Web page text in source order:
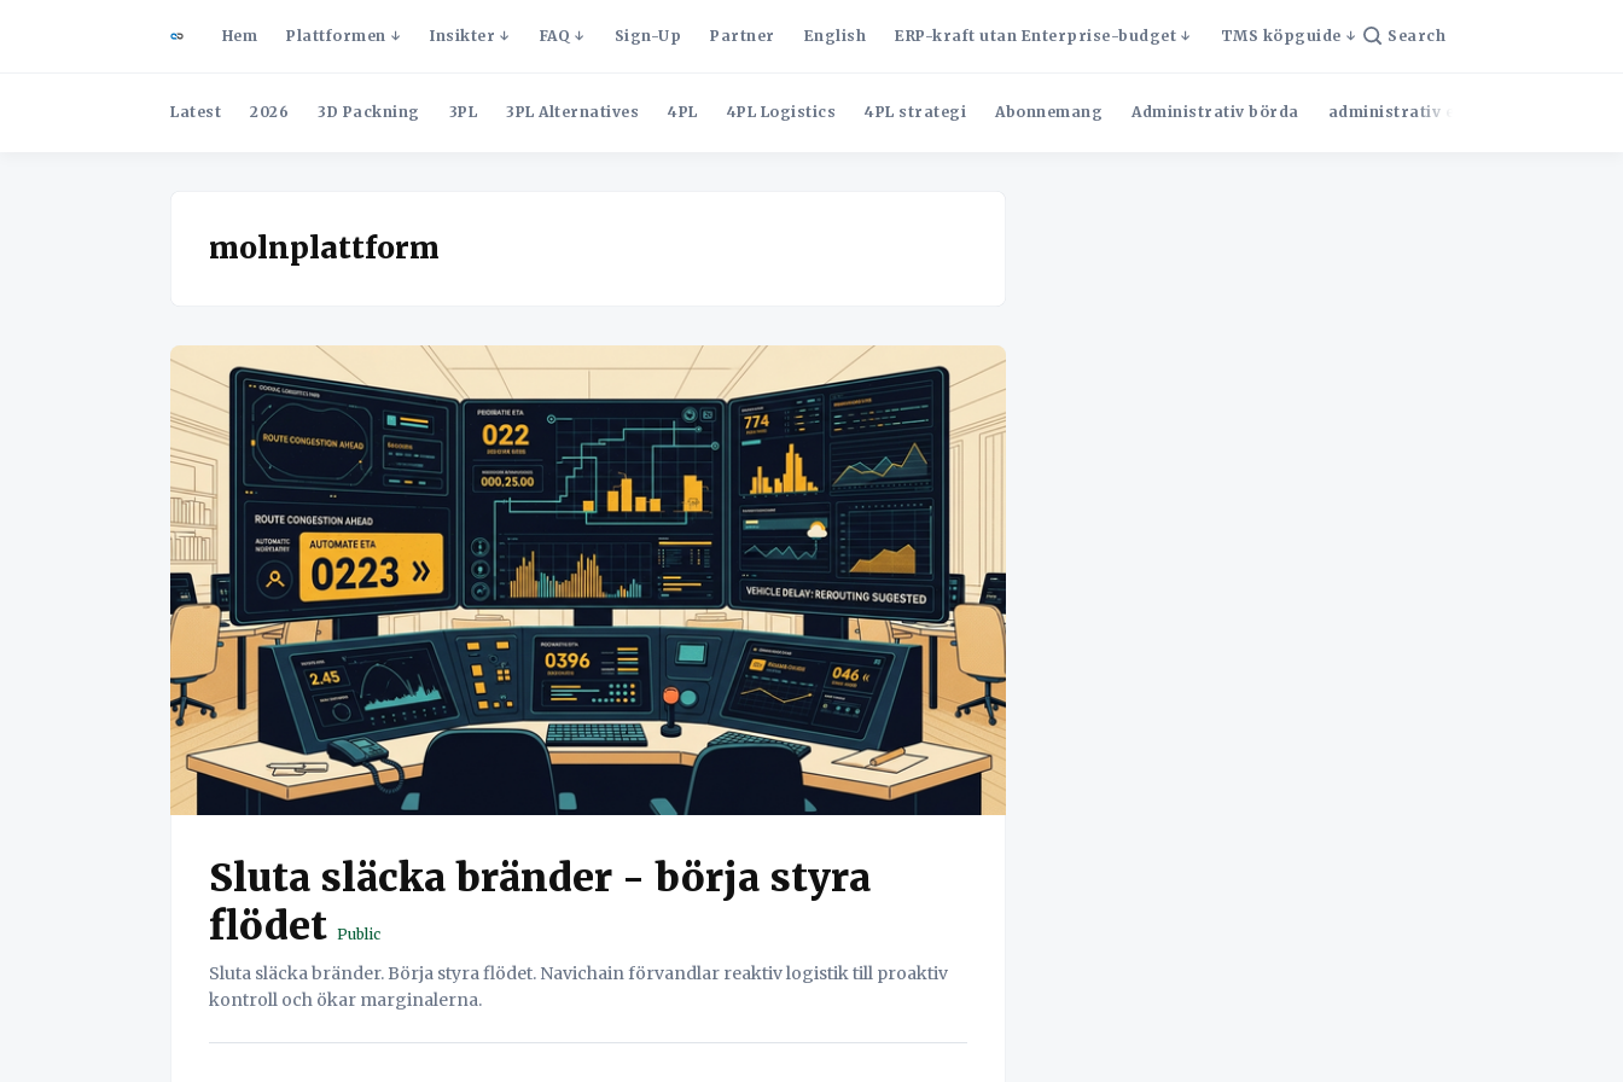
Hem Plattformen Insikter FAQ Sign-Up Partner English ERP-kraft utan Enterprise-budget TMS köpguide Search
Latest 2026 3D Packning 3PL 3PL Alternatives 4PL 4PL Logistics 4PL strategi Abonnemang Administrativ börda administrativ effektivitet
molnplattform
Sluta släcka bränder - börja styra
flödet Public
Sluta släcka bränder. Börja styra flödet. Navichain förvandlar reaktiv logistik till proaktiv
kontroll och ökar marginalerna.